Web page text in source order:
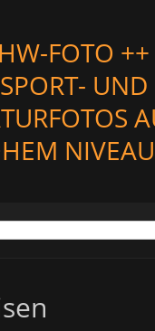
HW-FOTO ++
SPORT- UND